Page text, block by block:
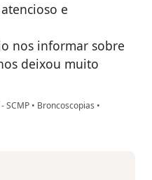
e
nos informar sobre
deixou muito
SCMP • Broncoscopias •